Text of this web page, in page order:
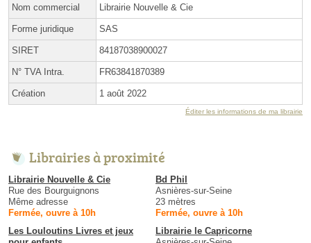
Nom commercial Librairie Nouvelle & Cie
Forme juridique SAS
SIRET 84187038900027
N° TVA Intra. FR63841870389
Création 1 août 2022
Éditer les informations de ma librairie
Librairies à proximité
Librairie Nouvelle & Cie
Rue des Bourguignons
Même adresse
Fermée, ouvre à 10h
Bd Phil
Asnières-sur-Seine
23 mètres
Fermée, ouvre à 10h
Les Louloutins Livres et jeux
Librairie le Capricorne